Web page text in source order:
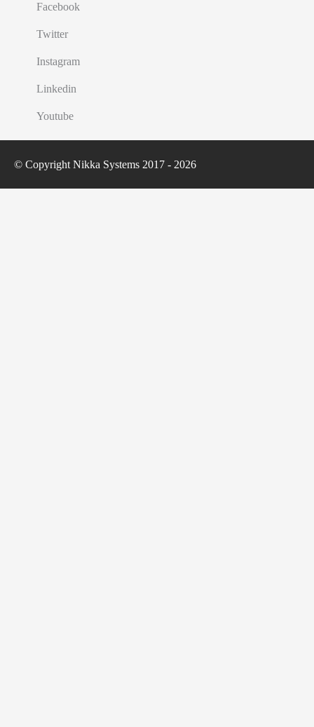
Facebook
Twitter
Instagram
Linkedin
Youtube
© Copyright Nikka Systems 2017 - 2026